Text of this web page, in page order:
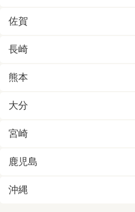
佐賀
長崎
熊本
大分
宮崎
鹿児島
沖縄